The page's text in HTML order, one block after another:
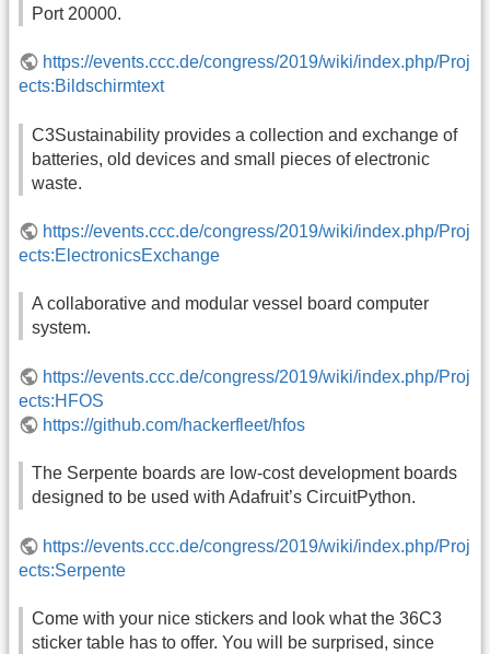
Port 20000.
https://events.ccc.de/congress/2019/wiki/index.php/Proj
ects:Bildschirmtext
C3Sustainability provides a collection and exchange of
batteries, old devices and small pieces of electronic
waste.
https://events.ccc.de/congress/2019/wiki/index.php/Proj
ects:ElectronicsExchange
A collaborative and modular vessel board computer
system.
https://events.ccc.de/congress/2019/wiki/index.php/Proj
ects:HFOS
https://github.com/hackerfleet/hfos
The Serpente boards are low-cost development boards
designed to be used with Adafruit’s CircuitPython.
https://events.ccc.de/congress/2019/wiki/index.php/Proj
ects:Serpente
Come with your nice stickers and look what the 36C3
sticker table has to offer. You will be surprised, since